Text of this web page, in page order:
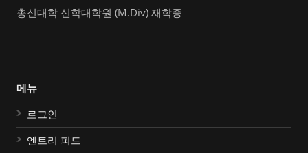
총신대학 신학대학원 (M.Div) 재학중
메뉴
로그인
엔트리 피드